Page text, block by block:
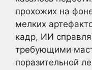
прохожих на
мелких
кадр, ИИ
требующими
поразительной